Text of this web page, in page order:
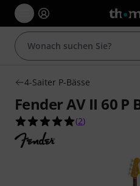
4-Saiter P-Bässe
Fender AV II 60 P
5.0 von 5
(2)